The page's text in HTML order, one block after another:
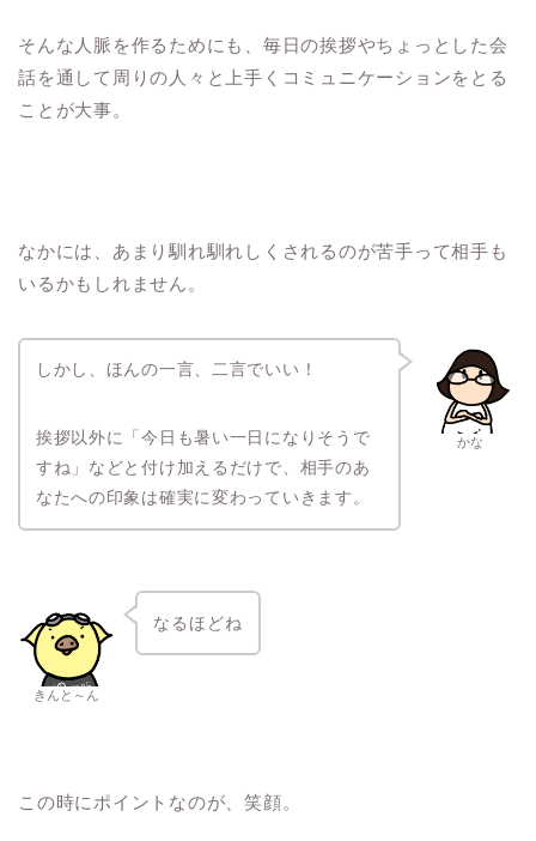
そんな人脈を作るためにも、毎日の挨拶やちょっとした会
話を通して周りの人々と上手くコミュニケーションをとる
ことが大事。
なかには、あまり馴れ馴れしくされるのが苦手って相手も
いるかもしれません。
かな
しかし、ほんの一言、二言でいい！
挨拶以外に「今日も暑い一日になりそうで
すね」などと付け加えるだけで、相手のあ
なたへの印象は確実に変わっていきます。
きんと～ん
なるほどね
この時にポイントなのが、笑顔。